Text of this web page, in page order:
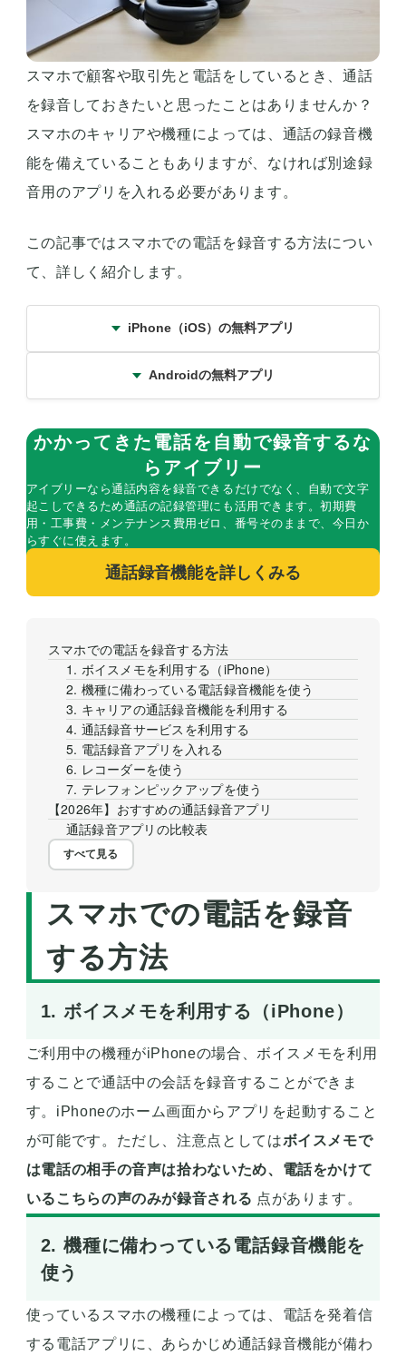
スマホで顧客や取引先と電話をしているとき、通話
を録音しておきたいと思ったことはありませんか？
スマホのキャリアや機種によっては、通話の録音機
能を備えていることもありますが、なければ別途録
音用のアプリを入れる必要があります。
この記事ではスマホでの電話を録音する方法につい
て、詳しく紹介します。
iPhone（iOS）の無料アプリ
Androidの無料アプリ
かかってきた電話を自動で録音するな
らアイブリー
アイブリーなら通話内容を録音できるだけでなく、自動で文字
起こしできるため通話の記録管理にも活用できます。初期費
用・工事費・メンテナンス費用ゼロ、番号そのままで、今日か
らすぐに使えます。
通話録音機能を詳しくみる
スマホでの電話を録音する方法
1. ボイスメモを利用する（iPhone）
2. 機種に備わっている電話録音機能を使う
3. キャリアの通話録音機能を利用する
4. 通話録音サービスを利用する
5. 電話録音アプリを入れる
6. レコーダーを使う
7. テレフォンピックアップを使う
【2026年】おすすめの通話録音アプリ
通話録音アプリの比較表
すべて見る
スマホでの電話を録音
する方法
1. ボイスメモを利用する（iPhone）
ご利用中の機種がiPhoneの場合、ボイスメモを利用
することで通話中の会話を録音することができま
す。iPhoneのホーム画面からアプリを起動すること
が可能です。ただし、注意点としてはボイスメモで
は電話の相手の音声は拾わないため、電話をかけて
いるこちらの声のみが録音される 点があります。
2. 機種に備わっている電話録音機能を
使う
使っているスマホの機種によっては、電話を発着信
する電話アプリに、あらかじめ通話録音機能が備わ